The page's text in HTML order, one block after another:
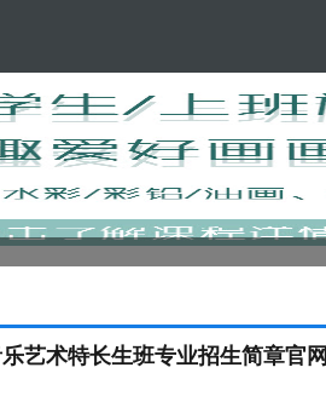
艺术特长生班专业招生简章官网